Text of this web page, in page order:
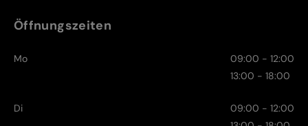
Öffnungszeiten
Mo
09:00 - 12:00
13:00 - 18:00
Di
09:00 - 12:00